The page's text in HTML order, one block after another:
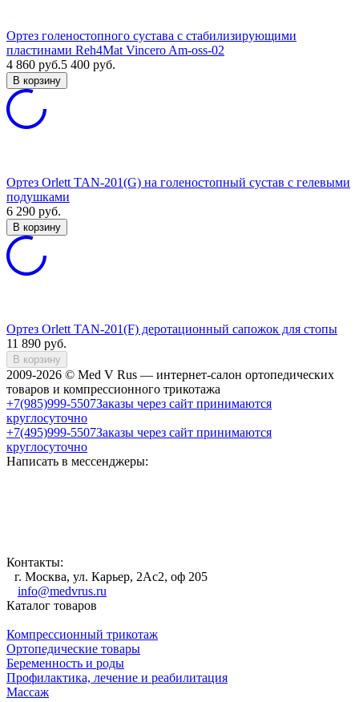
Ортез голеностопного сустава с стабилизирующими
пластинами Reh4Mat Vincero Am-oss-02
4 860 руб.5 400 руб.
В корзину
Ортез Orlett TAN-201(G) на голеностопный сустав с гелевыми
подушками
6 290 руб.
В корзину
Ортез Orlett TAN-201(F) деротационный сапожок для стопы
11 890 руб.
В корзину
2009-2026 © Med V Rus — интернет-салон ортопедических
товаров и компрессионного трикотажа
+7(985)999-5507Заказы через сайт принимаются
круглосуточно
+7(495)999-5507Заказы через сайт принимаются
круглосуточно
Написать в мессенджеры:
Контакты:
г. Москва, ул. Карьер, 2Ас2, оф 205
info@medvrus.ru
Каталог товаров
Компрессионный трикотаж
Ортопедические товары
Беременность и роды
Профилактика, лечение и реабилитация
Массаж